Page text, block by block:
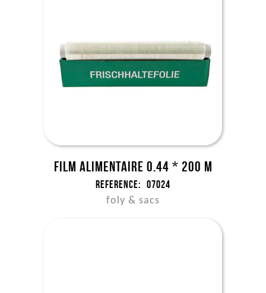
Film alimentaire 0.44 * 200 m
Reference: 07024
foly & sacs